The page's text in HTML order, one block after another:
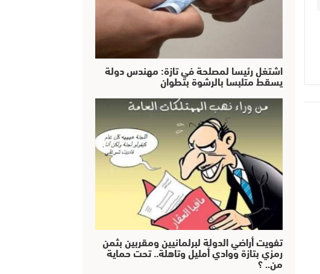
اشتغل رئيسا لمصلحة في تازة: مهندس دولة
يسقط متلبسا بالرشوة بتطوان
تفويت أراضي الدولة لبرلمانيين ومقربين بثمن
رمزي بتازة ووادي أمليل وتاهلة.. تحت حماية
من.. ؟